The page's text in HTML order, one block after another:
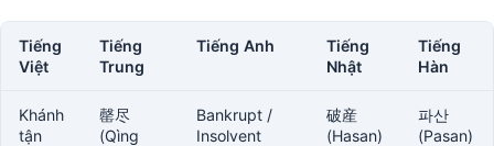
Tiếng
Việt
Tiếng
Trung
Tiếng Anh
Tiếng
Nhật
Tiếng
Hàn
Khánh
tận
罄尽
(Qìng
Bankrupt /
Insolvent
破産
(Hasan)
파산
(Pasan)